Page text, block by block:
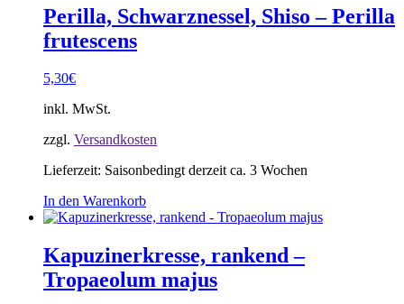
Perilla, Schwarznessel, Shiso – Perilla
frutescens
5,30€
inkl. MwSt.
zzgl. Versandkosten
Lieferzeit: Saisonbedingt derzeit ca. 3 Wochen
In den Warenkorb
Kapuzinerkresse, rankend –
Tropaeolum majus